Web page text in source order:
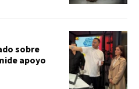
sobre
apoyo